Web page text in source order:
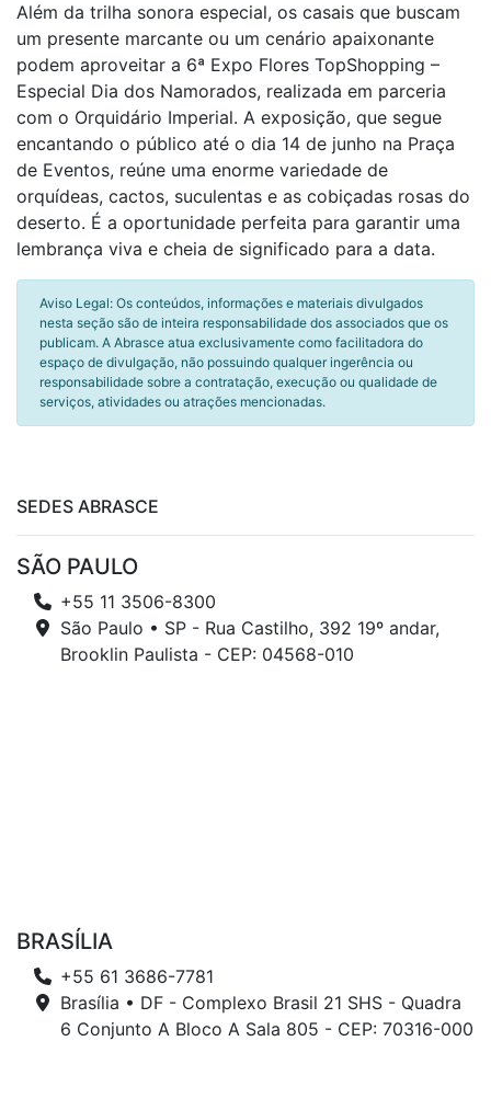
Além da trilha sonora especial, os casais que buscam
um presente marcante ou um cenário apaixonante
podem aproveitar a 6ª Expo Flores TopShopping –
Especial Dia dos Namorados, realizada em parceria
com o Orquidário Imperial. A exposição, que segue
encantando o público até o dia 14 de junho na Praça
de Eventos, reúne uma enorme variedade de
orquídeas, cactos, suculentas e as cobiçadas rosas do
deserto. É a oportunidade perfeita para garantir uma
lembrança viva e cheia de significado para a data.
Aviso Legal: Os conteúdos, informações e materiais divulgados
nesta seção são de inteira responsabilidade dos associados que os
publicam. A Abrasce atua exclusivamente como facilitadora do
espaço de divulgação, não possuindo qualquer ingerência ou
responsabilidade sobre a contratação, execução ou qualidade de
serviços, atividades ou atrações mencionadas.
SEDES ABRASCE
SÃO PAULO
+55 11 3506-8300
São Paulo • SP - Rua Castilho, 392 19º andar,
Brooklin Paulista - CEP: 04568-010
BRASÍLIA
+55 61 3686-7781
Brasília • DF - Complexo Brasil 21 SHS - Quadra
6 Conjunto A Bloco A Sala 805 - CEP: 70316-000